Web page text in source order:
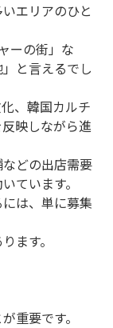
エリアのひと
ーの街」な
と言えるでし
、韓国カルチ
映しながら進
どの出店需要
ています。
は、単に募集
ます。
重要です。